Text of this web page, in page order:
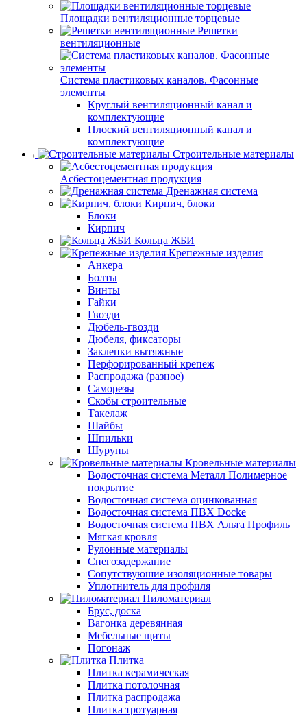
Площадки вентиляционные торцевые
Решетки
вентиляционные
Система пластиковых каналов. Фасонные
элементы
Круглый вентиляционный канал и
комплектующие
Плоский вентиляционный канал и
комплектующие
Строительные материалы
Асбестоцементная продукция
Дренажная система
Кирпич, блоки
Блоки
Кирпич
Кольца ЖБИ
Крепежные изделия
Анкера
Болты
Винты
Гайки
Гвозди
Дюбель-гвозди
Дюбеля, фиксаторы
Заклепки вытяжные
Перфорированный крепеж
Распродажа (разное)
Саморезы
Скобы строительные
Такелаж
Шайбы
Шпильки
Шурупы
Кровельные материалы
Водосточная система Металл Полимерное
покрытие
Водосточная система оцинкованная
Водосточная система ПВХ Docke
Водосточная система ПВХ Альта Профиль
Мягкая кровля
Рулонные материалы
Снегозадержание
Сопутствуюшие изоляционные товары
Уплотнитель для профиля
Пиломатериал
Брус, доска
Вагонка деревянная
Мебельные щиты
Погонаж
Плитка
Плитка керамическая
Плитка потолочная
Плитка распродажа
Плитка тротуарная